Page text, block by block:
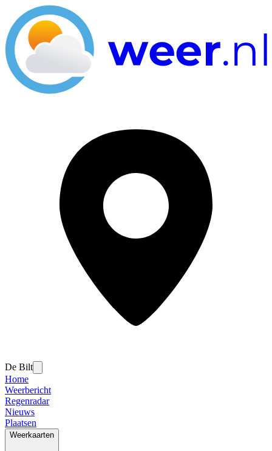
De Bilt
Home
Weerbericht
Regenradar
Nieuws
Plaatsen
Weerkaarten